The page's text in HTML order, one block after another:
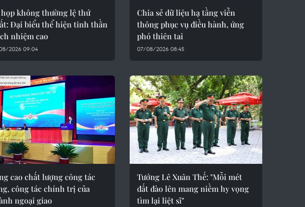
không thường lệ thứ
Đại biểu thể hiện tinh thần
nhiệm cao
2026 09:04
Chia sẻ dữ liệu hạ tầng viễn
thông phục vụ điều hành, ứng
phó thiên tai
07/08/2026 08:45
cao chất lượng công tác
công tác chính trị của
ngoại giao
Tướng Lê Xuân Thế: "Mỗi mét
đất đào lên mang niềm hy vọng
tìm lại liệt sĩ"